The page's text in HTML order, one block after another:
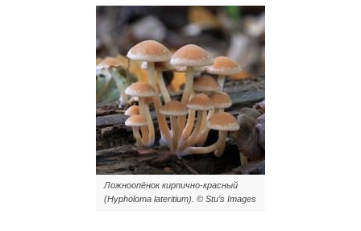
Ложноопёнок кирпично-красный
(Hypholoma lateritium). © Stu’s Images